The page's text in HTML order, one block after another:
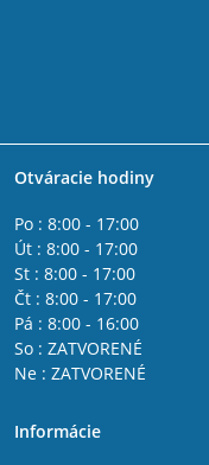
Otváracie hodiny
Po : 8:00 - 17:00
Út : 8:00 - 17:00
St : 8:00 - 17:00
Čt : 8:00 - 17:00
Pá : 8:00 - 16:00
So : ZATVORENÉ
Ne : ZATVORENÉ
Informácie